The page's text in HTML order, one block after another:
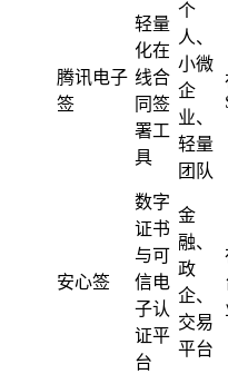
腾讯电子
签
轻量
化在
线合
同签
署工
具
个
人、
小微
企
业、
轻量
团队
安心签
数字
证书
与可
信电
子认
证平
台
金
融、
政
企、
交易
平台